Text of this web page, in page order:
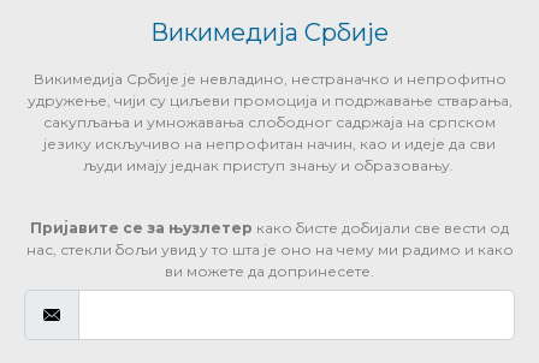
Викимедија Србије
Викимедија Србије је невладино, нестраначко и непрофитно
удружење, чији су циљеви промоција и подржавање стварања,
сакупљања и умножавања слободног садржаја на српском
језику искључиво на непрофитан начин, као и идеје да сви
људи имају једнак приступ знању и образовању.
Пријавите се за њузлетер како бисте добијали све вести од
нас, стекли бољи увид у то шта је оно на чему ми радимо и како
ви можете да допринесете.